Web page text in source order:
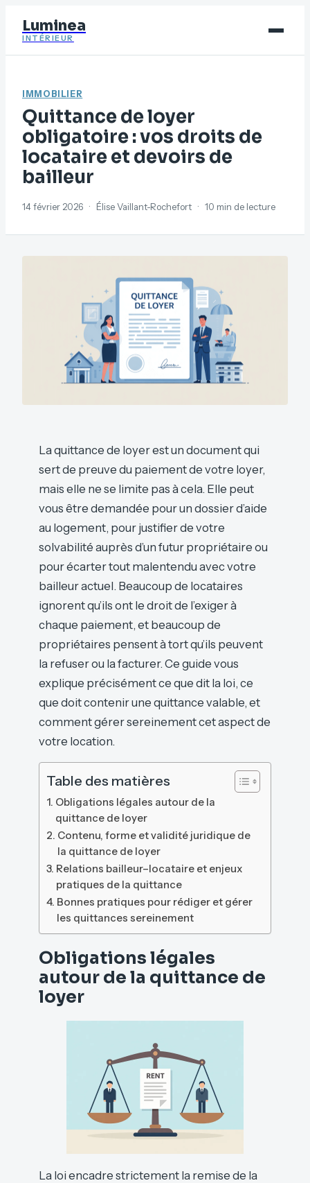
Luminea
INTÉRIEUR
Déco
Immobilier
Jardinage
Maison
IMMOBILIER
Quittance de loyer
obligatoire : vos droits de
locataire et devoirs de
bailleur
14 février 2026 · Élise Vaillant-Rochefort · 10 min de lecture
La quittance de loyer est un document qui
sert de preuve du paiement de votre loyer,
mais elle ne se limite pas à cela. Elle peut
vous être demandée pour un dossier d’aide
au logement, pour justifier de votre
solvabilité auprès d’un futur propriétaire ou
pour écarter tout malentendu avec votre
bailleur actuel. Beaucoup de locataires
ignorent qu’ils ont le droit de l’exiger à
chaque paiement, et beaucoup de
propriétaires pensent à tort qu’ils peuvent
la refuser ou la facturer. Ce guide vous
explique précisément ce que dit la loi, ce
que doit contenir une quittance valable, et
comment gérer sereinement cet aspect de
votre location.
Table des matières
Obligations légales autour de la
quittance de loyer
Contenu, forme et validité juridique de
la quittance de loyer
Relations bailleur–locataire et enjeux
pratiques de la quittance
Bonnes pratiques pour rédiger et gérer
les quittances sereinement
Obligations légales
autour de la quittance de
loyer
La loi encadre strictement la remise de la